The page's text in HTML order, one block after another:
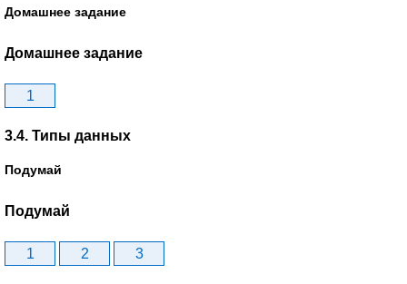
Домашнее задание
Домашнее задание
1
3.4. Типы данных
Подумай
Подумай
1 2 3